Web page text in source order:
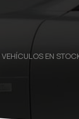
VEHÍCULOS EN